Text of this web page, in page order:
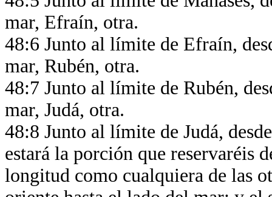
mar, Efraín, otra.
48:6 Junto al límite de Efraín,
mar, Rubén, otra.
48:7 Junto al límite de Rubén,
mar, Judá, otra.
48:8 Junto al límite de Judá,
estará la porción que reservaréis
longitud como cualquiera de las